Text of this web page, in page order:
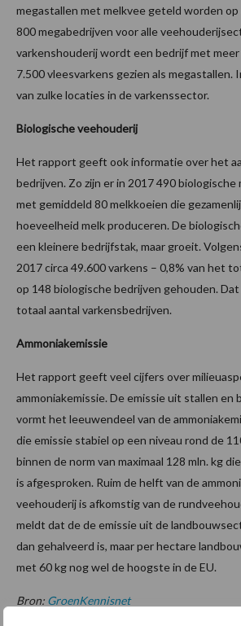
megastallen met melkvee geteld worden
800 megabedrijven voor alle
varkenshouderij wordt een bedrijf met
7.500 vleesvarkens gezien als megastallen.
van zulke locaties in de varkenssector.
Biologische veehouderij
Het rapport geeft ook informatie over het
bedrijven. Zo zijn er in 2017 490 biologische
met gemiddeld 80 melkkoeien die
hoeveelheid melk produceren. De
een kleinere bedrijfstak, maar groeit.
2017 circa 49.600 varkens – 0,8% van het
op 148 biologische bedrijven gehouden. Dat
totaal aantal varkensbedrijven.
Ammoniakemissie
Het rapport geeft veel cijfers over
ammoniakemissie. De emissie uit stallen en
vormt het leeuwendeel van de
die emissie stabiel op een niveau rond de
binnen de norm van maximaal 128 mln. kg
is afgesproken. Ruim de helft van de
veehouderij is afkomstig van de
meldt dat de de emissie uit de
dan gehalveerd is, maar per hectare
met 60 kg nog wel de hoogste in de EU.
Bron: GroenKennisnet